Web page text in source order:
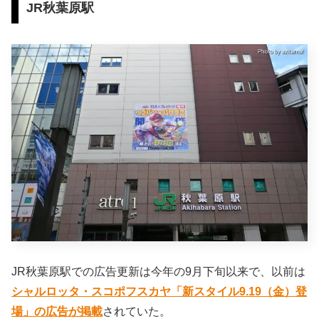
JR秋葉原駅
JR秋葉原駅での広告更新は今年の9月下旬以来で、以前は
シャルロッタ・スコポフスカヤ「新スタイル9.19（金）登
場」の広告が掲載されていた。